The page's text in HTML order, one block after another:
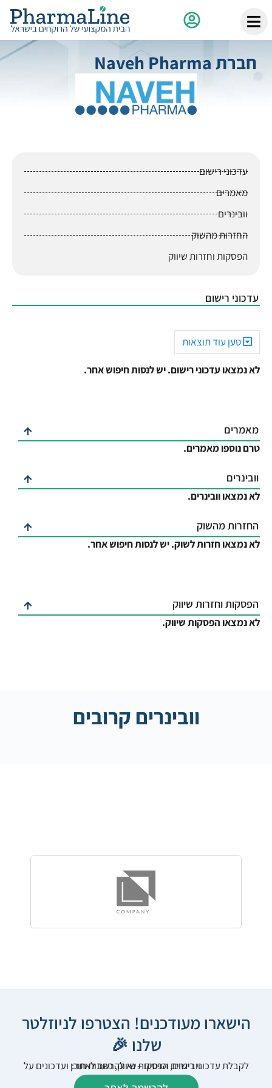
חברת Naveh Pharma
עדכוני רישום
מאמרים
וובינרים
החזרות מהשוק
הפסקות וחזרות שיווק
עדכוני רישום
טען עוד תוצאות
לא נמצאו עדכוני רישום. יש לנסות חיפוש אחר.
מאמרים
טרם נוספו מאמרים.
וובינרים
לא נמצאו וובינרים.
החזרות מהשוק
לא נמצאו חזרות לשוק. יש לנסות חיפוש אחר.
הפסקות וחזרות שיווק
לא נמצאו הפסקות שיווק.
וובינרים קרובים
הישארו מעודכנים! הצטרפו לניוזלטר
שלנו 🎉
לקבלת עדכוני רישום, הפסקות שיווק, כתבות תוכן ועדכונים על וובינרים וכנסים – נא להרשם לאתר: